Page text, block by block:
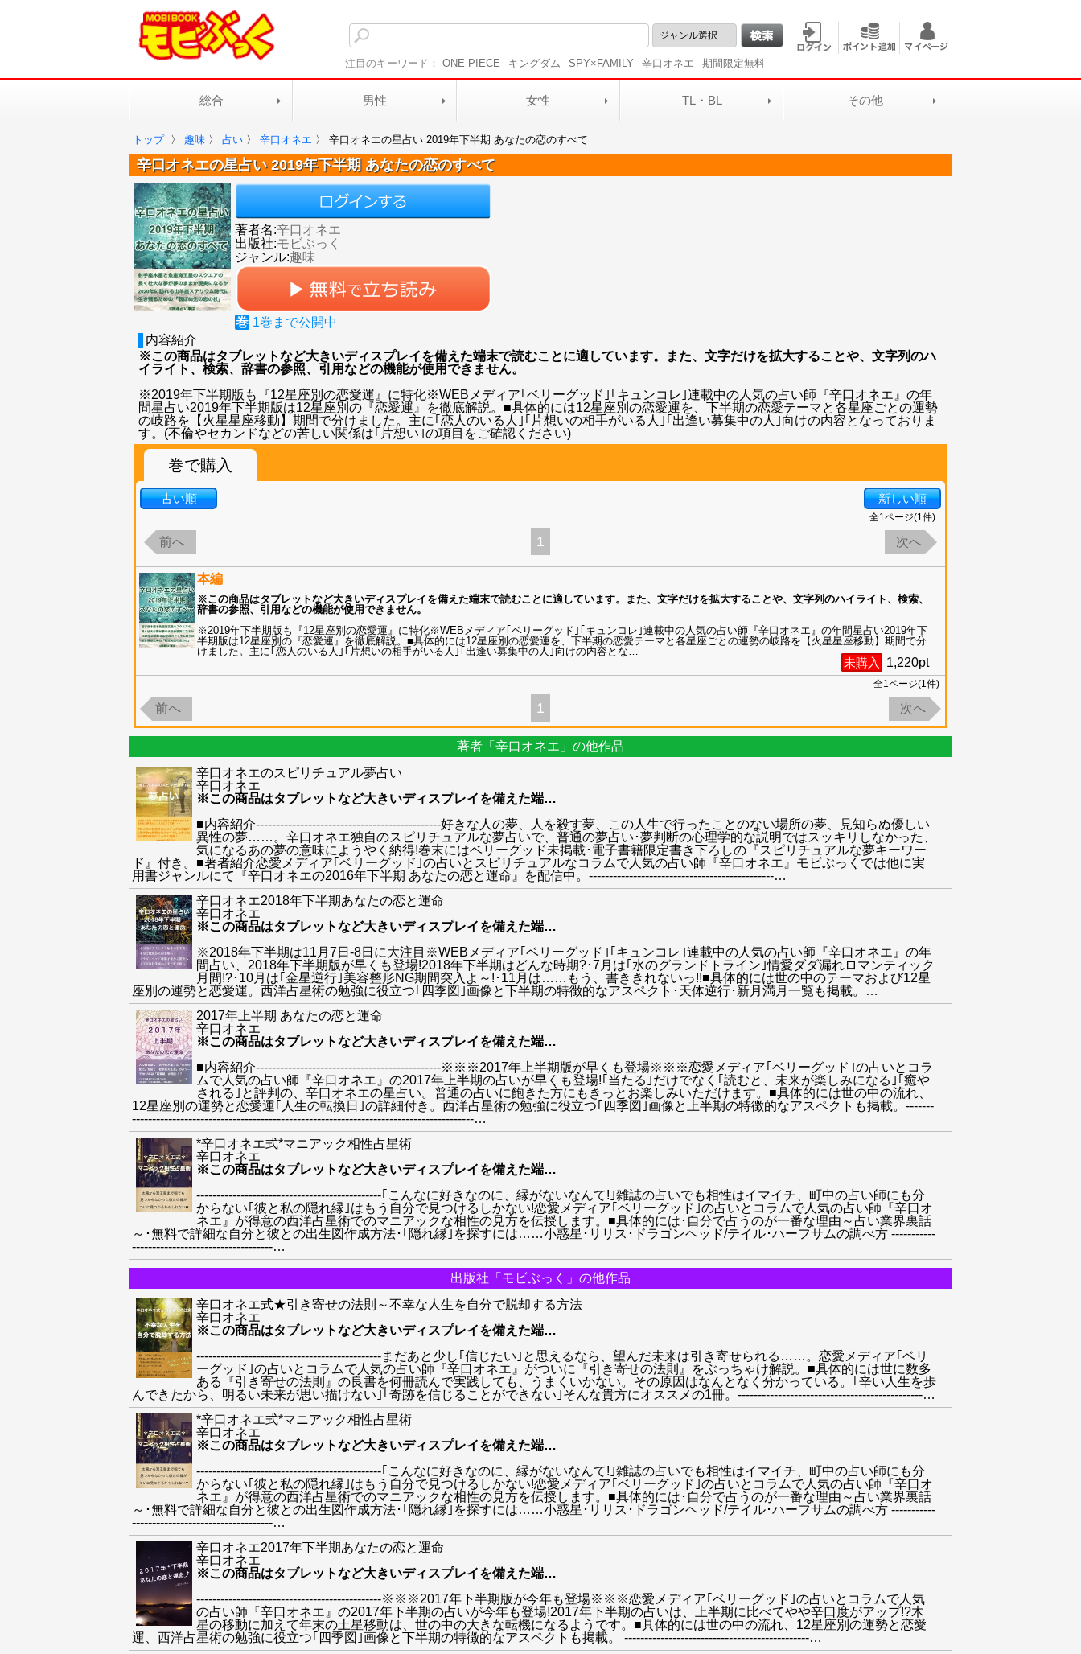
注目のキーワード： ONE PIECE キングダム SPY×FAMILY 辛口オネエ 期間限定無料
総合 男性 女性 TL・BL その他
トップ 〉 趣味 〉 占い 〉 辛口オネエ 〉 辛口オネエの星占い 2019年下半期 あなたの恋のすべて
辛口オネエの星占い 2019年下半期 あなたの恋のすべて
著者名:辛口オネエ
出版社:モビぶっく
ジャンル:趣味
巻 1巻まで公開中
内容紹介
※この商品はタブレットなど大きいディスプレイを備えた端末で読むことに適しています。また、文字だけを拡大することや、文字列のハ
イライト、検索、辞書の参照、引用などの機能が使用できません。
※2019年下半期版も『12星座別の恋愛運』に特化※WEBメディア｢ベリーグッド｣｢キュンコレ｣連載中の人気の占い師『辛口オネエ』の年
間星占い2019年下半期版は12星座別の『恋愛運』を徹底解説。■具体的には12星座別の恋愛運を、下半期の恋愛テーマと各星座ごとの運勢
の岐路を【火星星座移動】期間で分けました。主に｢恋人のいる人｣｢片想いの相手がいる人｣｢出逢い募集中の人｣向けの内容となっておりま
す。(不倫やセカンドなどの苦しい関係は｢片想い｣の項目をご確認ください)
巻で購入
古い順 新しい順
全1ページ(1件)
前へ 1 次へ
本編
※この商品はタブレットなど大きいディスプレイを備えた端末で読むことに適しています。また、文字だけを拡大することや、文字列のハイライト、検索、
辞書の参照、引用などの機能が使用できません。
※2019年下半期版も『12星座別の恋愛運』に特化※WEBメディア｢ベリーグッド｣｢キュンコレ｣連載中の人気の占い師『辛口オネエ』の年間星占い2019年下
半期版は12星座別の『恋愛運』を徹底解説。■具体的には12星座別の恋愛運を、下半期の恋愛テーマと各星座ごとの運勢の岐路を【火星星座移動】期間で分
けました。主に｢恋人のいる人｣｢片想いの相手がいる人｣｢出逢い募集中の人｣向けの内容とな
未購入 1,220pt
全1ページ(1件)
前へ 1 次へ
著者「辛口オネエ」の他作品
辛口オネエのスピリチュアル夢占い
辛口オネエ
※この商品はタブレットなど大きいディスプレイを備えた端…
■内容紹介----------------------------------------------好きな人の夢、人を殺す夢、この人生で行ったことのない場所の夢、見知らぬ優しい
異性の夢……。辛口オネエ独自のスピリチュアルな夢占いで、普通の夢占い･夢判断の心理学的な説明ではスッキリしなかった、
気になるあの夢の意味にようやく納得!巻末にはベリーグッド未掲載･電子書籍限定書き下ろしの『スピリチュアルな夢キーワー
ド』付き。■著者紹介恋愛メディア｢ベリーグッド｣の占いとスピリチュアルなコラムで人気の占い師『辛口オネエ』モビぶっくでは他に実
用書ジャンルにて『辛口オネエの2016年下半期 あなたの恋と運命』を配信中。----------------------------------------------…
辛口オネエ2018年下半期あなたの恋と運命
辛口オネエ
※この商品はタブレットなど大きいディスプレイを備えた端…
※2018年下半期は11月7日-8日に大注目※WEBメディア｢ベリーグッド｣｢キュンコレ｣連載中の人気の占い師『辛口オネエ』の年
間占い、2018年下半期版が早くも登場!2018年下半期はどんな時期?･7月は｢水のグランドトライン｣情愛ダダ漏れロマンティック
月間!?･10月は｢金星逆行｣美容整形NG期間突入よ～!･11月は……もう、書ききれないっ!!■具体的には世の中のテーマおよび12星
座別の運勢と恋愛運。西洋占星術の勉強に役立つ｢四季図｣画像と下半期の特徴的なアスペクト･天体逆行･新月満月一覧も掲載。
…
2017年上半期 あなたの恋と運命
辛口オネエ
※この商品はタブレットなど大きいディスプレイを備えた端…
■内容紹介----------------------------------------------※※※2017年上半期版が早くも登場※※※恋愛メディア｢ベリーグッド｣の占いとコラ
ムで人気の占い師『辛口オネエ』の2017年上半期の占いが早くも登場!｢当たる｣だけでなく｢読むと、未来が楽しみになる｣｢癒や
される｣と評判の、辛口オネエの星占い。普通の占いに飽きた方にもきっとお楽しみいただけます。■具体的には世の中の流れ、
12星座別の運勢と恋愛運｢人生の転換日｣の詳細付き。西洋占星術の勉強に役立つ｢四季図｣画像と上半期の特徴的なアスペクトも掲載。-------
-------------------------------------------------------------------------------------…
*辛口オネエ式*マニアック相性占星術
辛口オネエ
※この商品はタブレットなど大きいディスプレイを備えた端…
----------------------------------------------｢こんなに好きなのに、縁がないなんて!｣雑誌の占いでも相性はイマイチ、町中の占い師にも分
からない｢彼と私の隠れ縁｣はもう自分で見つけるしかない!恋愛メディア｢ベリーグッド｣の占いとコラムで人気の占い師『辛口オ
ネエ』が得意の西洋占星術でのマニアックな相性の見方を伝授します。■具体的には･自分で占うのが一番な理由～占い業界裏話
～･無料で詳細な自分と彼との出生図作成方法･｢隠れ縁｣を探すには……小惑星･リリス･ドラゴンヘッド/テイル･ハーフサムの調べ方 -----------
-----------------------------------…
出版社「モビぶっく」の他作品
辛口オネエ式★引き寄せの法則～不幸な人生を自分で脱却する方法
辛口オネエ
※この商品はタブレットなど大きいディスプレイを備えた端…
----------------------------------------------まだあと少し｢信じたい｣と思えるなら、望んだ未来は引き寄せられる……。恋愛メディア｢ベリ
ーグッド｣の占いとコラムで人気の占い師『辛口オネエ』がついに『引き寄せの法則』をぶっちゃけ解説。■具体的には世に数多
ある『引き寄せの法則』の良書を何冊読んで実践しても、うまくいかない。その原因はなんとなく分かっている。｢辛い人生を歩
んできたから、明るい未来が思い描けない｣｢奇跡を信じることができない｣そんな貴方にオススメの1冊。----------------------------------------------…
*辛口オネエ式*マニアック相性占星術
辛口オネエ
※この商品はタブレットなど大きいディスプレイを備えた端…
----------------------------------------------｢こんなに好きなのに、縁がないなんて!｣雑誌の占いでも相性はイマイチ、町中の占い師にも分
からない｢彼と私の隠れ縁｣はもう自分で見つけるしかない!恋愛メディア｢ベリーグッド｣の占いとコラムで人気の占い師『辛口オ
ネエ』が得意の西洋占星術でのマニアックな相性の見方を伝授します。■具体的には･自分で占うのが一番な理由～占い業界裏話
～･無料で詳細な自分と彼との出生図作成方法･｢隠れ縁｣を探すには……小惑星･リリス･ドラゴンヘッド/テイル･ハーフサムの調べ方 -----------
-----------------------------------…
辛口オネエ2017年下半期あなたの恋と運命
辛口オネエ
※この商品はタブレットなど大きいディスプレイを備えた端…
----------------------------------------------※※※2017年下半期版が今年も登場※※※恋愛メディア｢ベリーグッド｣の占いとコラムで人気
の占い師『辛口オネエ』の2017年下半期の占いが今年も登場!2017年下半期の占いは、上半期に比べてやや辛口度がアップ!?木
星の移動に加えて年末の土星移動は、世の中の大きな転機になるようです。■具体的には世の中の流れ、12星座別の運勢と恋愛
運、西洋占星術の勉強に役立つ｢四季図｣画像と下半期の特徴的なアスペクトも掲載。 ----------------------------------------------…